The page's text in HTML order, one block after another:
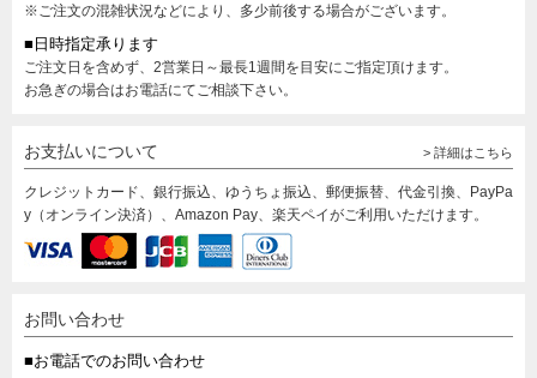
※ご注文の混雑状況などにより、多少前後する場合がございます。
■日時指定承ります
ご注文日を含めず、2営業日～最長1週間を目安にご指定頂けます。
お急ぎの場合はお電話にてご相談下さい。
お支払いについて > 詳細はこちら
クレジットカード、銀行振込、ゆうちょ振込、郵便振替、代金引換、PayPa
y（オンライン決済）、Amazon Pay、楽天ペイがご利用いただけます。
お問い合わせ
■お電話でのお問い合わせ